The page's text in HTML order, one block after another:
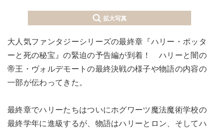
拡大写真
大人気ファンタジーシリーズの最終章『ハリー・ポッタ
ーと死の秘宝』の緊迫の予告編が到着！ ハリーと闇の
帝王・ヴォルデモートの最終決戦の様子や物語の内容の
一部が伝わってきた。
最終章でハリーたちはついにホグワーツ魔法魔術学校の
最終学年に進級するが、物語はハリーとロン、そしてハ